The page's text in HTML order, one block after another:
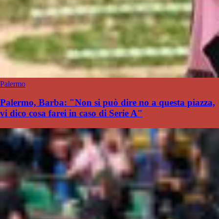
Palermo
Palermo, Barba: "Non si può dire no a questa piazza,
vi dico cosa farei in caso di Serie A"